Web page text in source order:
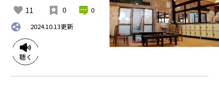
11 0
0
2024.10.13更新